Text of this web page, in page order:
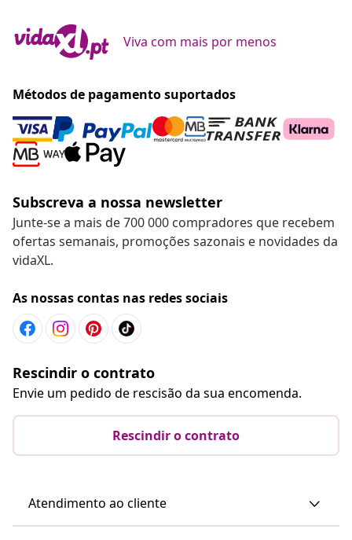
Viva com mais por menos
Métodos de pagamento suportados
Subscreva a nossa newsletter
Junte-se a mais de 700 000 compradores que recebem
ofertas semanais, promoções sazonais e novidades da
vidaXL.
As nossas contas nas redes sociais
Rescindir o contrato
Envie um pedido de rescisão da sua encomenda.
Rescindir o contrato
Atendimento ao cliente